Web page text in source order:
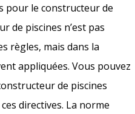
pour le constructeur de
de piscines n’est pas
règles, mais dans la
appliquées. Vous pouvez
de piscines
directives. La norme